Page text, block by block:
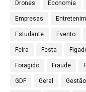
Drones Economia
Empresas
Estudante Evento
Feira Festa
Foragido Fraude
GDF Geral Gestão